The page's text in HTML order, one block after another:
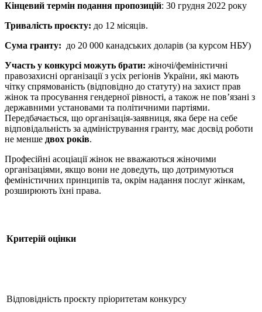
Кінцевий термін подання пропозицій: 30 грудня 2022 року
Тривалість проєкту: до 12 місяців.
Сума гранту: до 20 000 канадських доларів (за курсом НБУ)
Участь у конкурсі можуть брати: жіночі/феміністичні
правозахисні організації з усіх регіонів України, які мають
чітку спрямованість (відповідно до статуту) на захист прав
жінок та просування гендерної рівності, а також не пов’язані з
державними установами та політичними партіями.
Передбачається, що організація-заявниця, яка бере на себе
відповідальність за адміністрування гранту, має досвід роботи
не менше двох років.
Професійні асоціації жінок не вважаються жіночими
організаціями, якщо вони не доведуть, що дотримуються
феміністичних принципів та, окрім надання послуг жінкам,
розширюють їхні права.
Критерій оцінки
Відповідність проєкту пріоритетам конкурсу